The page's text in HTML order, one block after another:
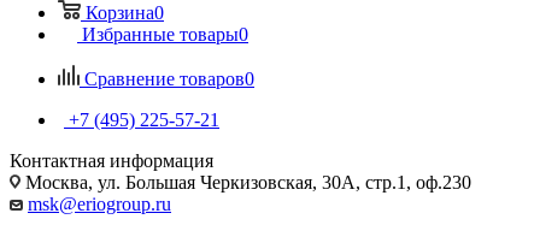
Корзина0
Избранные товары0
Сравнение товаров0
+7 (495) 225-57-21
Контактная информация
Москва, ул. Большая Черкизовская, 30А, стр.1, оф.230
msk@eriogroup.ru